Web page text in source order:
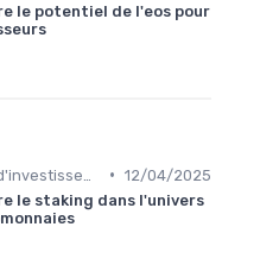
le potentiel de l'eos pour
• 12/04/2025
le staking dans l'univers